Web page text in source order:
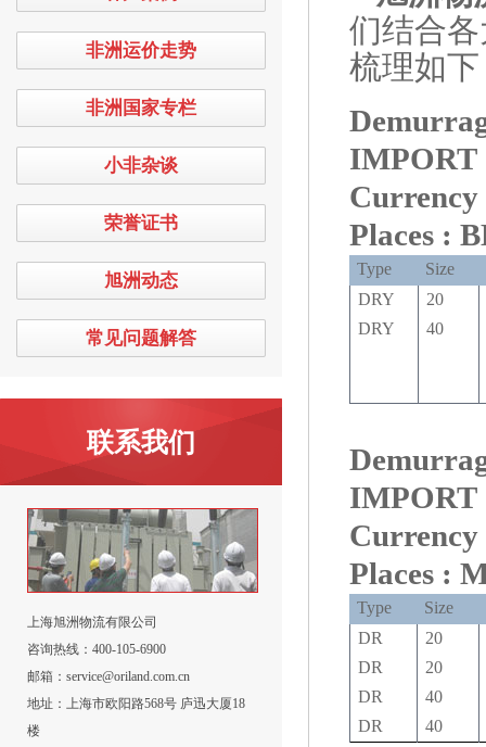
非洲运价走势
非洲国家专栏
小非杂谈
荣誉证书
旭洲动态
常见问题解答
联系我们
上海旭洲物流有限公司
咨询热线：400-105-6900
邮箱：service@oriland.com.cn
地址：上海市欧阳路568号 庐迅大厦18
楼
们结合
梳理如
IMPORT
Places :
Type
Size
DRY
DRY
20
40
IMPORT
Places :
Type
Size
DR
20
DR
20
DR
40
DR
40